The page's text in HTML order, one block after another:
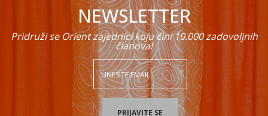
NEWSLETTER
Pridruži se Orient zajednici koju čini 10.000 zadovoljnih
članova!
PRIJAVITE SE